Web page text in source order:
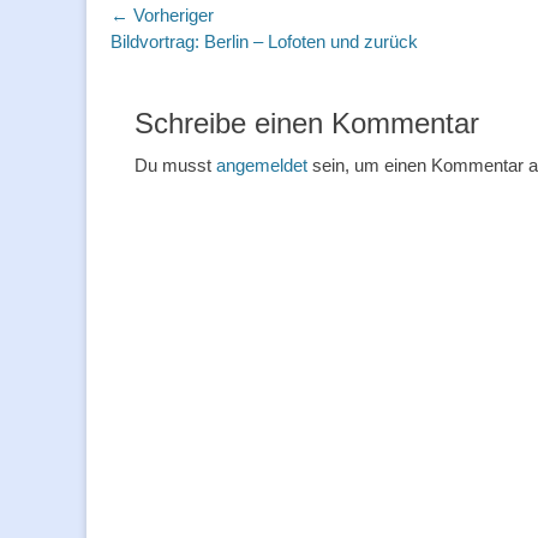
Beitragsnavigation
← Vorheriger
Vorheriger
Bildvortrag: Berlin – Lofoten und zurück
Schreibe einen Kommentar
Du musst angemeldet sein, um einen Kommentar